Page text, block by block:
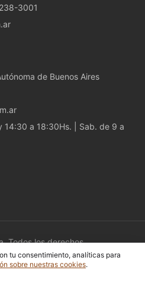
luestres
calcos
Importadas
preparado
3001
de Buenos Aires
14:30 a 18:30Hs. | Sab. de 9 a
Todos los derechos
ContactoMi Cuenta
tu consentimiento, analíticas para
sobre nuestras cookies.